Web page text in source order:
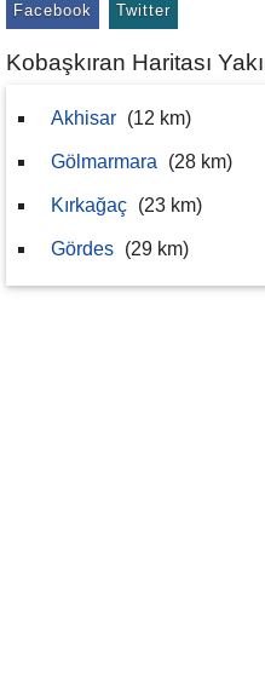
Facebook Twitter
Kobaşkıran Haritası
Akhisar (12 km)
Gölmarmara (28 km)
Kırkağaç (23 km)
Gördes (29 km)